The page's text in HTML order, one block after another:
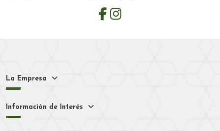
La Empresa
Información de Interés